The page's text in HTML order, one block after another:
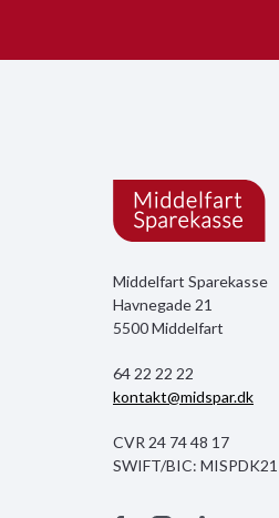
Middelfart Sparekasse
Havnegade 21
5500 Middelfart
64 22 22 22
kontakt@midspar.dk
CVR 24 74 48 17
SWIFT/BIC: MISPDK21